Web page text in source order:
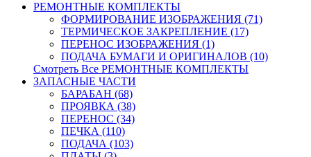
РЕМОНТНЫЕ КОМПЛЕКТЫ
ФОРМИРОВАНИЕ ИЗОБРАЖЕНИЯ (71)
ТЕРМИЧЕСКОЕ ЗАКРЕПЛЕНИЕ (17)
ПЕРЕНОС ИЗОБРАЖЕНИЯ (1)
ПОДАЧА БУМАГИ И ОРИГИНАЛОВ (10)
Смотреть Все РЕМОНТНЫЕ КОМПЛЕКТЫ
ЗАПАСНЫЕ ЧАСТИ
БАРАБАН (68)
ПРОЯВКА (38)
ПЕРЕНОС (34)
ПЕЧКА (110)
ПОДАЧА (103)